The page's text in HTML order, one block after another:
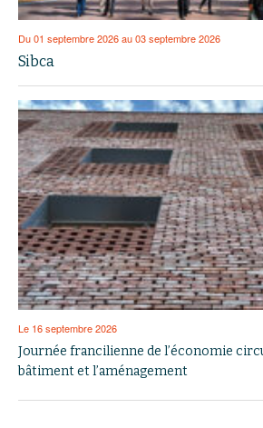
Du 01 septembre 2026 au 03 septembre 2026
Sibca
Le 16 septembre 2026
Journée francilienne de l’économie
bâtiment et l’aménagement